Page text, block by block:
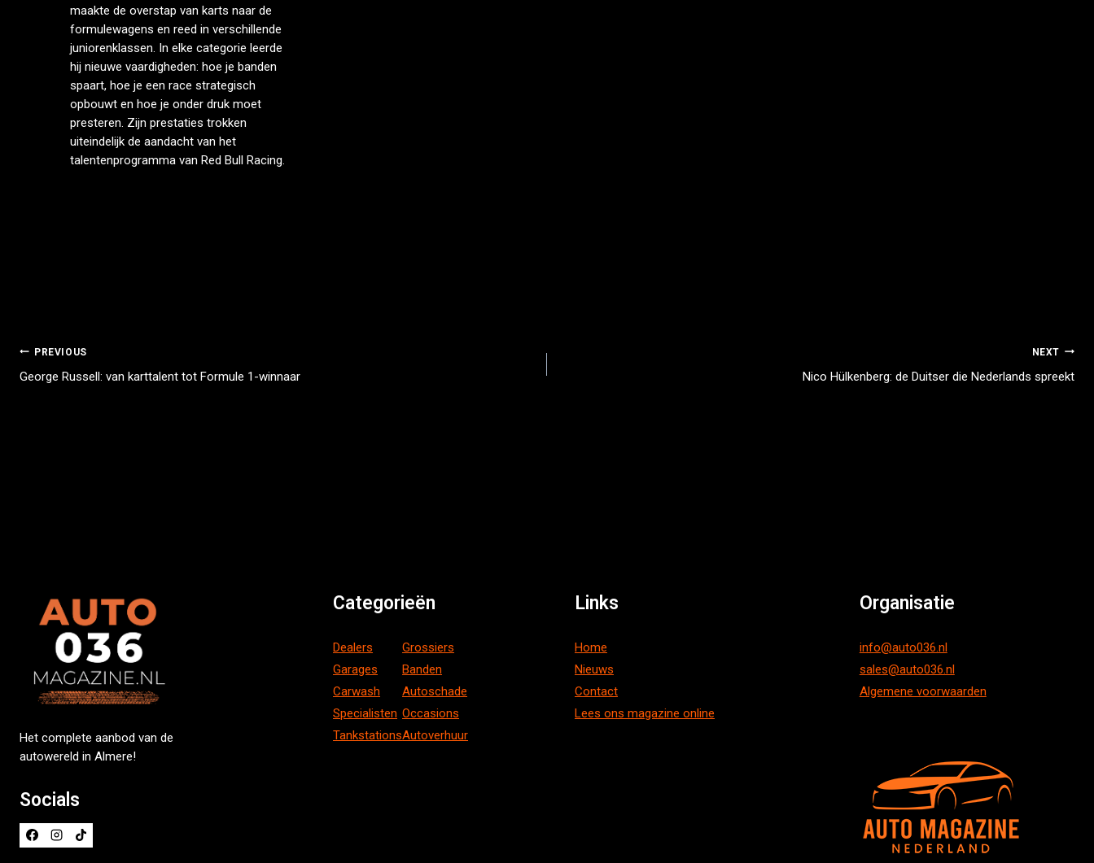
maakte de overstap van karts naar de
formulewagens en reed in verschillende
juniorenklassen. In elke categorie leerde
hij nieuwe vaardigheden: hoe je banden
spaart, hoe je een race strategisch
opbouwt en hoe je onder druk moet
presteren. Zijn prestaties trokken
uiteindelijk de aandacht van het
talentenprogramma van Red Bull Racing.
PREVIOUS
George Russell: van karttalent tot Formule 1-winnaar
NEXT
Nico Hülkenberg: de Duitser die Nederlands spreekt
Het complete aanbod van de
autowereld in Almere!
Socials
Categorieën
Dealers
Garages
Carwash
Specialisten
Tankstations
Grossiers
Banden
Autoschade
Occasions
Autoverhuur
Links
Home
Nieuws
Contact
Lees ons magazine online
Organisatie
info@auto036.nl
sales@auto036.nl
Algemene voorwaarden